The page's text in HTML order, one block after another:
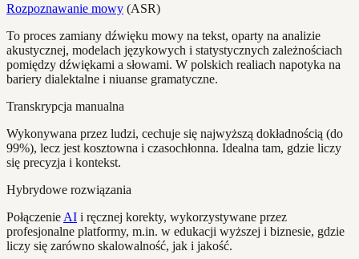
Rozpoznawanie mowy (ASR)
To proces zamiany dźwięku mowy na tekst, oparty na analizie
akustycznej, modelach językowych i statystycznych zależnościach
pomiędzy dźwiękami a słowami. W polskich realiach napotyka na
bariery dialektalne i niuanse gramatyczne.
Transkrypcja manualna
Wykonywana przez ludzi, cechuje się najwyższą dokładnością (do
99%), lecz jest kosztowna i czasochłonna. Idealna tam, gdzie liczy
się precyzja i kontekst.
Hybrydowe rozwiązania
Połączenie AI i ręcznej korekty, wykorzystywane przez
profesjonalne platformy, m.in. w edukacji wyższej i biznesie, gdzie
liczy się zarówno skalowalność, jak i jakość.